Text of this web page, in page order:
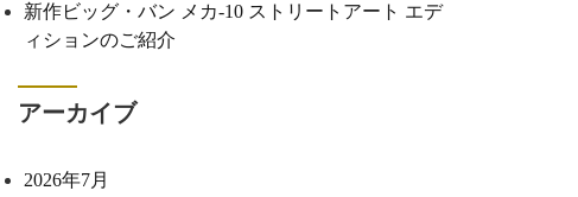
新作ビッグ・バン メカ-10 ストリートアート エデ
ィションのご紹介
アーカイブ
2026年7月